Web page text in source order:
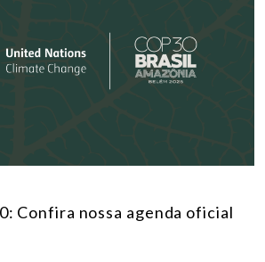
Confira nossa agenda oficial